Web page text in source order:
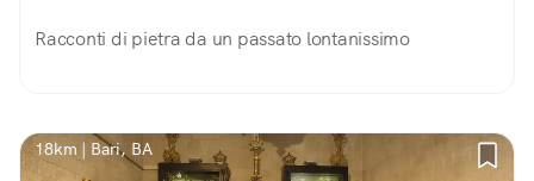
Racconti di pietra da un passato lontanissimo
18km | Bari, BA